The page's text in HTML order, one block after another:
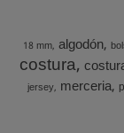
18 mm algodón
costura
jersey merceria